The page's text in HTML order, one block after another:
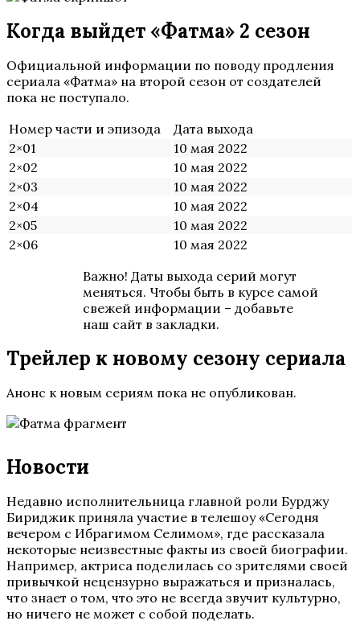
Когда выйдет «Фатма» 2 сезон
Официальной информации по поводу продления
сериала «Фатма» на второй сезон от создателей
пока не поступало.
Номер части и эпизода
Дата выхода
2×01
10 мая 2022
2×02
10 мая 2022
2×03
10 мая 2022
2×04
10 мая 2022
2×05
10 мая 2022
2×06
10 мая 2022
Важно! Даты выхода серий могут
меняться. Чтобы быть в курсе самой
свежей информации – добавьте
наш сайт в закладки.
Трейлер к новому сезону сериала
Анонс к новым сериям пока не опубликован.
Новости
Недавно исполнительница главной роли Бурджу
Бириджик приняла участие в телешоу «Сегодня
вечером с Ибрагимом Селимом», где рассказала
некоторые неизвестные факты из своей биографии.
Например, актриса поделилась со зрителями своей
привычкой нецензурно выражаться и призналась,
что знает о том, что это не всегда звучит культурно,
но ничего не может с собой поделать.